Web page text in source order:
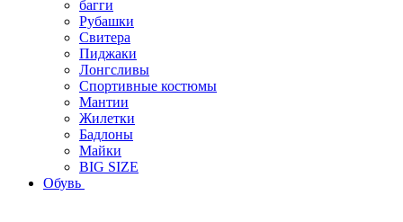
багги
Рубашки
Свитера
Пиджаки
Лонгсливы
Спортивные костюмы
Мантии
Жилетки
Бадлоны
Майки
BIG SIZE
Обувь